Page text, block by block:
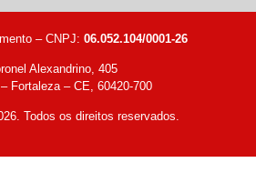
– CNPJ: 06.052.104/0001-26
Alexandrino, 405
Fortaleza – CE, 60420-700
Todos os direitos reservados.